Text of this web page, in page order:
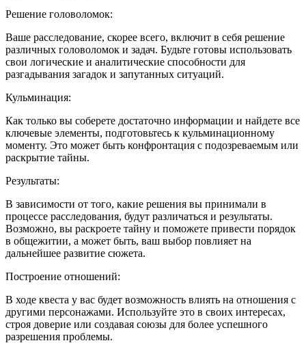
Решение головоломок:
Ваше расследование, скорее всего, включит в себя решение
различных головоломок и задач. Будьте готовы использовать
свои логические и аналитические способности для
разгадывания загадок и запутанных ситуаций.
Кульминация:
Как только вы соберете достаточно информации и найдете все
ключевые элементы, подготовьтесь к кульминационному
моменту. Это может быть конфронтация с подозреваемым или
раскрытие тайны.
Результаты:
В зависимости от того, какие решения вы принимали в
процессе расследования, будут различаться и результаты.
Возможно, вы раскроете тайну и поможете привести порядок
в общежитии, а может быть, ваш выбор повлияет на
дальнейшее развитие сюжета.
Построение отношений:
В ходе квеста у вас будет возможность влиять на отношения с
другими персонажами. Используйте это в своих интересах,
строя доверие или создавая союзы для более успешного
разрешения проблемы.